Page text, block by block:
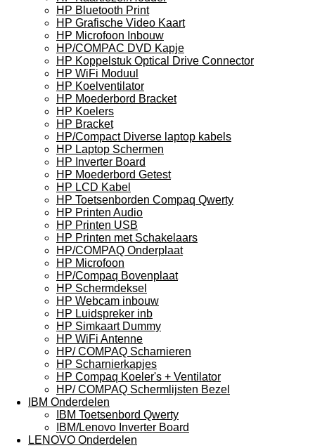
HP Bluetooth Print
HP Grafische Video Kaart
HP Microfoon Inbouw
HP/COMPAC DVD Kapje
HP Koppelstuk Optical Drive Connector
HP WiFi Moduul
HP Koelventilator
HP Moederbord Bracket
HP Koelers
HP Bracket
HP/Compact Diverse laptop kabels
HP Laptop Schermen
HP Inverter Board
HP Moederbord Getest
HP LCD Kabel
HP Toetsenborden Compaq Qwerty
HP Printen Audio
HP Printen USB
HP Printen met Schakelaars
HP/COMPAQ Onderplaat
HP Microfoon
HP/Compaq Bovenplaat
HP Schermdeksel
HP Webcam inbouw
HP Luidspreker inb
HP Simkaart Dummy
HP WiFi Antenne
HP/ COMPAQ Scharnieren
HP Scharnierkapjes
HP Compaq Koeler's + Ventilator
HP/ COMPAQ Schermlijsten Bezel
IBM Onderdelen
IBM Toetsenbord Qwerty
IBM/Lenovo Inverter Board
LENOVO Onderdelen